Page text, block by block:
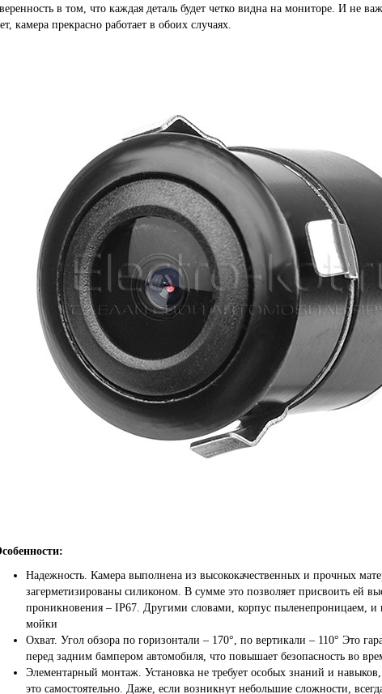
в том, что каждая деталь будет четко видна на мониторе. И не
камера прекрасно работает в обоих случаях.
Надежность. Камера выполнена из высококачественных и прочных
загерметизированы силиконом. В сумме это позволяет присвоить ей
проникновения – IP67. Другими словами, корпус пыленепроницаем, и
мойки
Охват. Угол обзора по горизонтали – 170°, по вертикали – 110° Это
перед задним бампером автомобиля, что повышает безопасность во
Элементарный монтаж. Установка не требует особых знаний и
это самостоятельно. Даже, если возникнут небольшие сложности,